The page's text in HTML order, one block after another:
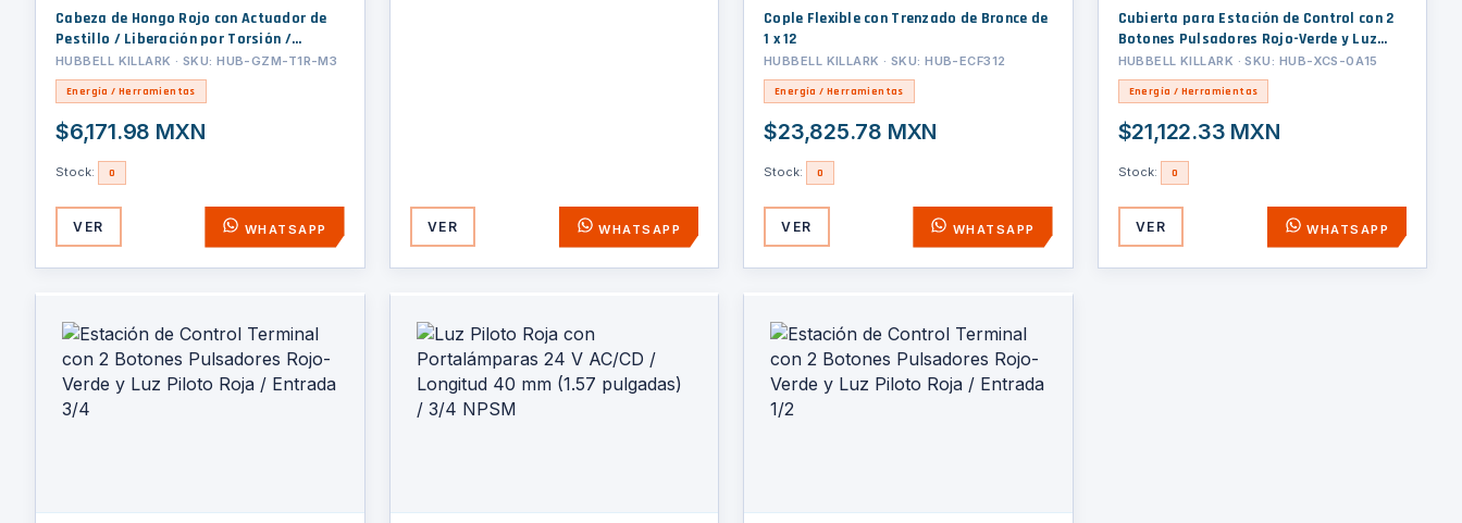
Cabeza de Hongo Rojo con Actuador de
Pestillo / Liberación por Torsión /
Longitud 40 mm (1.57 Pulgadas) / 3/4
NPSM
HUBBELL KILLARK · SKU: HUB-GZM-T1R-M3
Energía / Herramientas
$6,171.98 MXN
Stock: 0
VER WHATSAPP VER WHATSAPP
Cople Flexible con Trenzado de Bronce de
1 x 12
HUBBELL KILLARK · SKU: HUB-ECF312
Energía / Herramientas
$23,825.78 MXN
Stock: 0
VER WHATSAPP
Cubierta para Estación de Control con 2
Botones Pulsadores Rojo-Verde y Luz
Piloto Roja / Uso en Áreas Clasificadas
HUBBELL KILLARK · SKU: HUB-XCS-0A15
Energía / Herramientas
$21,122.33 MXN
Stock: 0
VER WHATSAPP